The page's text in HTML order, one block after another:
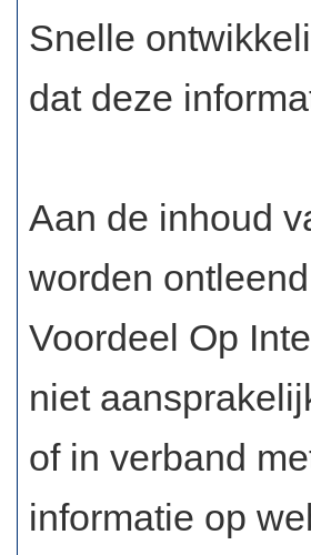
Snelle
dat deze
Aan de inhoud
worden
Voordeel Op
niet
of in verband
informatie op